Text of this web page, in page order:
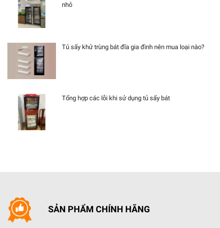
nhỏ
Tủ sấy khử trùng bát đĩa gia đình nên mua loại nào?
Tổng hợp các lỗi khi sử dụng tủ sấy bát
SẢN PHẨM CHÍNH HÃNG